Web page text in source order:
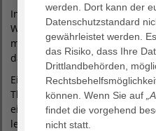
In seinem Vortrag wird
Warnzeichen ernst
moderne Diagnostik heute
dabei Lebensstil,
Ein besonderer
Therapieverfahren, die
eingreifen: Was können die
leisten und wo liegen ihre
werden. Dort kann der
Datenschutzstandard
gewährleistet werden.
das Risiko, dass Ihre
Drittlandbehörden,
können. Wenn Sie auf
findet die vorgehend
nicht statt.